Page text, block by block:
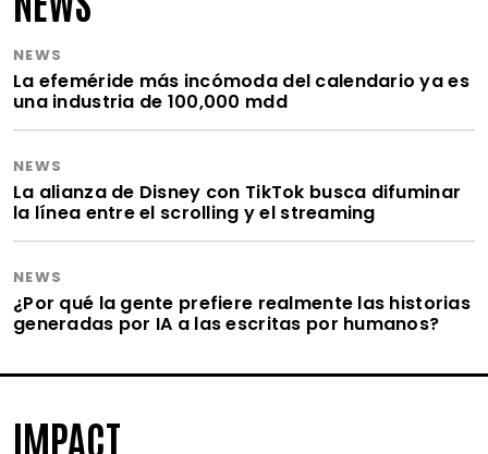
NEWS
La efeméride más incómoda del calendario ya es
una industria de 100,000 mdd
NEWS
La alianza de Disney con TikTok busca difuminar
la línea entre el scrolling y el streaming
NEWS
¿Por qué la gente prefiere realmente las historias
generadas por IA a las escritas por humanos?
IMPACT